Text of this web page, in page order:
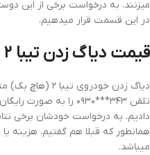
میزنند. به درخواست برخی از این
در این قسمت قرار میدهیم.
قیمت دیاگ زدن تیبا ۲
دیاگ زدن
تلفن ۳۴۳***۰۹۳۰ را به
دادیم. به درخواست خودشان برخی
همانطور که قبلا هم گفتیم. هزینه
میباشد.